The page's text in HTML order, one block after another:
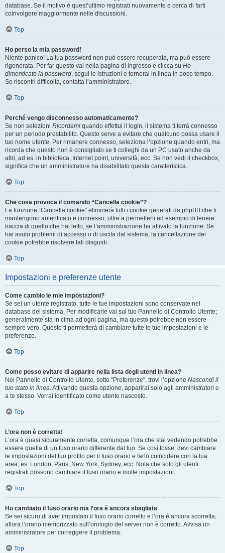
database. Se il motivo è quest’ultimo registrati nuovamente e cerca di farti
coinvolgere maggiormente nelle discussioni.
Top
Ho perso la mia password!
Niente panico! La tua password non può essere recuperata, ma può essere
rigenerata. Per far questo vai nella pagina di ingresso e clicca su Ho
dimenticato la password, segui le istruzioni e tornerai in linea in poco tempo.
Se riscontri difficoltà, contatta l’amministratore.
Top
Perché vengo disconnesso automaticamente?
Se non selezioni Ricordami quando effettui il login, il sistema ti terrà connesso
per un periodo prestabilito. Questo serve a evitare che qualcuno possa usare il
tuo nome utente. Per rimanere connesso, seleziona l’opzione quando entri, ma
ricorda che questo non è consigliato se ti colleghi da un PC usato anche da
altri, ad es. in biblioteca, Internet point, università, ecc. Se non vedi il checkbox,
significa che un amministratore ha disabilitato questa caratteristica.
Top
Che cosa provoca il comando “Cancella cookie”?
La funzione “Cancella cookie” eliminerà tutti i cookie generati da phpBB che ti
mantengono autenticato e connesso, oltre a permetterti ad esempio di tenere
traccia di quello che hai letto, se l’amministrazione ha attivato la funzione. Se
hai avuto problemi di accesso o di uscita dal sistema, la cancellazione dei
cookie potrebbe risolvere tali disguidi.
Top
Impostazioni e preferenze utente
Come cambio le mie impostazioni?
Se sei un utente registrato, tutte le tue impostazioni sono conservate nel
database del sistema. Per modificarle vai sul tuo Pannello di Controllo Utente;
generalmente sta in cima ad ogni pagina, ma questo potrebbe non essere
sempre vero. Questo ti permetterà di cambiare tutte le tue impostazioni e le
preferenze.
Top
Come posso evitare di apparire nella lista degli utenti in linea?
Nel Pannello di Controllo Utente, sotto “Preferenze”, trovi l’opzione Nascondi il
tuo stato in linea. Attivando questa opzione, apparirai solo agli amministratori e
a te stesso. Verrai identificato come utente nascosto.
Top
L’ora non è corretta!
L’ora è quasi sicuramente corretta, comunque l’ora che stai vedendo potrebbe
essere quella di un fuso orario differente dal tuo. Se così fosse, devi cambiare
le impostazioni del tuo profilo per il fuso orario e farlo coincidere con la tua
area, es. London, Paris, New York, Sydney, ecc. Nota che solo gli utenti
registrati possono cambiare il fuso orario e molte impostazioni.
Top
Ho cambiato il fuso orario ma l’ora è ancora sbagliata
Se sei sicuro di aver impostato il fuso orario corretto e l’ora è ancora scorretta,
allora l’orario memorizzato sull’orologio del server non è corretto. Avvisa un
amministratore per correggere il problema.
Top